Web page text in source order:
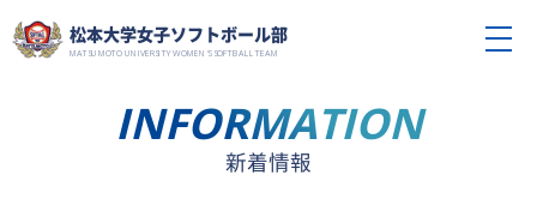
松本大学女子ソフトボール部
MATSUMOTO UNIVERSITY WOMEN'S SOFTBALL TEAM
INFORMATION
新着情報